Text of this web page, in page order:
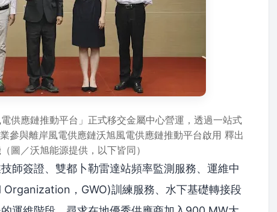
供應鏈推動平台」正式移交金屬中心營運，透過一站式
參與離岸風電供應鏈沃旭風電供應鏈推動平台啟用 釋出
圖／沃旭能源提供，以下皆同）
師簽證、雙都卜勒雷達站頻率監測服務、運維中
，GWO)訓練服務、水下基礎轉接段